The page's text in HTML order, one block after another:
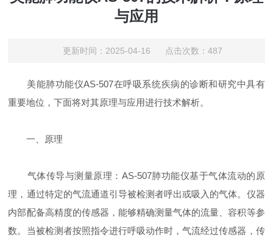
与应用
更新时间：2025-04-16 点击次数：487
美能肺功能仪AS-507在呼吸系统疾病的诊断和研究中具有
重要地位，下面将对其原理与应用进行技术解析。
一、原理
​​气体传导与测量原理​​：AS-507肺功能仪基于气体流动的原
理，通过特定的气流通道引导被检测者呼出或吸入的气体。仪器
内部配备高精度的传感器，能够精确测量气体的流量、容积等参
数。当被检测者按照指令进行呼吸动作时，气流经过传感器，传